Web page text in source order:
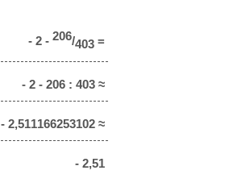
- 2 - 206/403=
- 2 - 206 : 403 ≈
- 2,511166253102 ≈
- 2,51